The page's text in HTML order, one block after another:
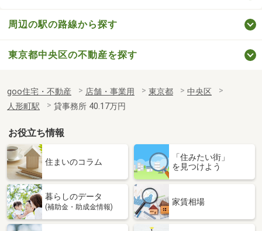
周辺の駅の路線から探す
東京都中央区の不動産を探す
goo住宅・不動産 店舗・事業用 東京都
中央区
人形町駅
貸事務所 40.17万円
お役立ち情報
住まいのコラム
「住みたい街」
を見つけよう
暮らしのデータ
(補助金・助成金情報)
家賃相場